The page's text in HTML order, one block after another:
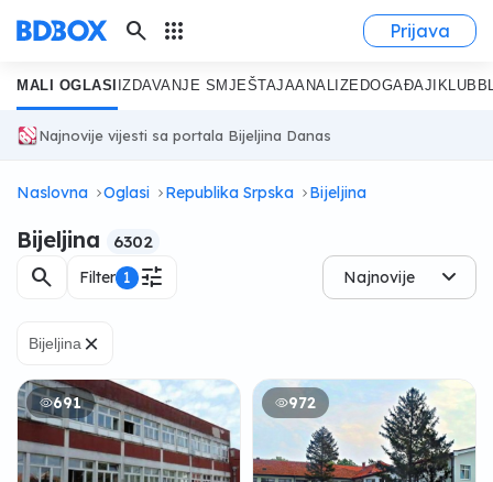
search apps Prijava
MALI OGLASI IZDAVANJE SMJEŠTAJAANALIZE DOGAĐAJI KLUB
Najnovije vijesti sa portala Bijeljina Danas
Naslovna Oglasi Republika Srpska Bijeljina
Bijeljina 6302
search Filter 1 tune Najnovije
Bijeljina×
691 972